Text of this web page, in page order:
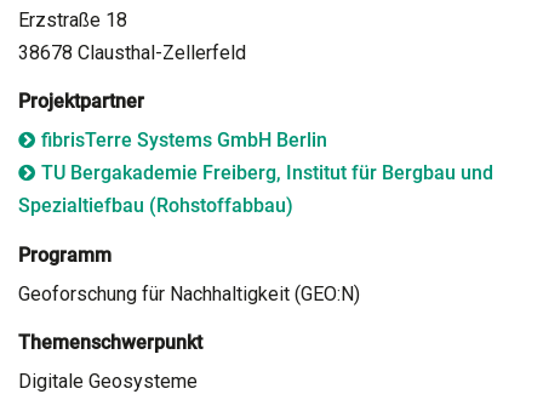
Erzstraße 18
38678 Clausthal-Zellerfeld
Projektpartner
fibrisTerre Systems GmbH Berlin
TU Bergakademie Freiberg, Institut für Bergbau und
Spezialtiefbau (Rohstoffabbau)
Programm
Geoforschung für Nachhaltigkeit (GEO:N)
Themenschwerpunkt
Digitale Geosysteme